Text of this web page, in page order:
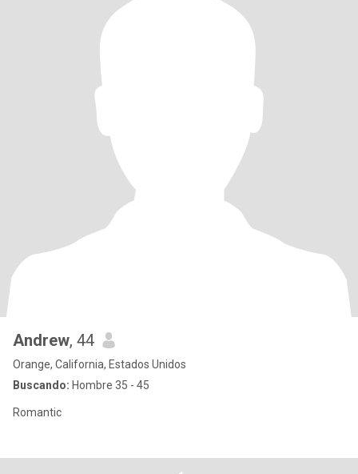
Andrew, 44
Orange, California, Estados Unidos
Buscando: Hombre 35 - 45
Romantic